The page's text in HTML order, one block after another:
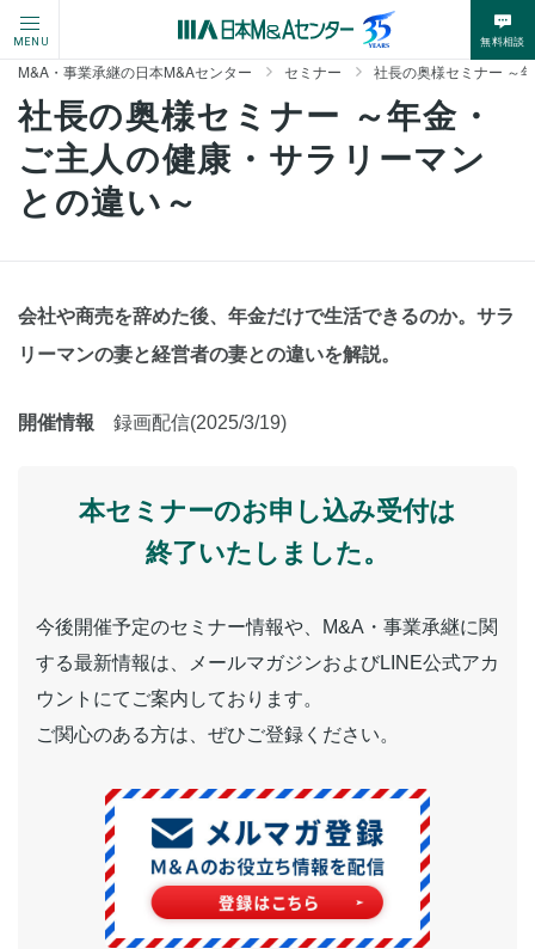
MENU 無料相談
M&A・事業承継の日本M&Aセンター セミナー 社長の奥様セミナー ～
社長の奥様セミナー ～年金・
ご主人の健康・サラリーマン
との違い～
会社や商売を辞めた後、年金だけで生活できるのか。サラ
リーマンの妻と経営者の妻との違いを解説。
開催情報 録画配信(2025/3/19)
本セミナーのお申し込み受付は
終了いたしました。
今後開催予定のセミナー情報や、M&A・事業承継に関
する最新情報は、メールマガジンおよびLINE公式アカ
ウントにてご案内しております。
ご関心のある方は、ぜひご登録ください。